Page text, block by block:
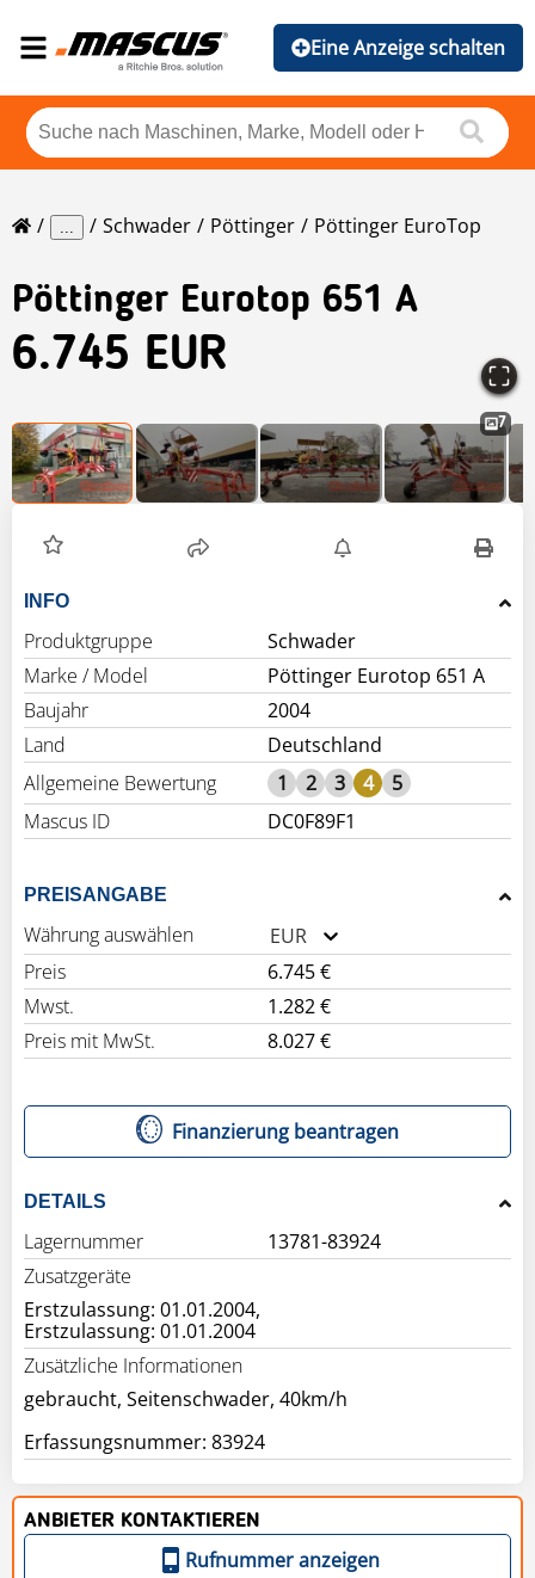
Eine Anzeige schalten
... Schwader Pöttinger Pöttinger EuroTop
Pöttinger Eurotop 651 A
6.745 EUR
7
INFO
Produktgruppe
Schwader
Marke / Model
Pöttinger Eurotop 651 A
Baujahr
2004
Land
Deutschland
Allgemeine Bewertung
1 2 3 4
5
Mascus ID
DC0F89F1
PREISANGABE
Währung auswählen
EUR
Preis
6.745 €
Mwst.
1.282 €
Preis mit MwSt.
8.027 €
Finanzierung beantragen
DETAILS
Lagernummer
13781-83924
Zusatzgeräte
Erstzulassung: 01.01.2004,
Erstzulassung: 01.01.2004
Zusätzliche Informationen
gebraucht, Seitenschwader, 40km/h
ANBIETER KONTAKTIEREN
Rufnummer anzeigen